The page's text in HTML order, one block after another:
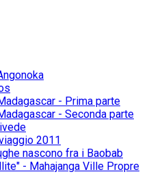
- Prima parte
- Seconda parte
2011
nascono fra i Baobab
- Mahajanga Ville Propre